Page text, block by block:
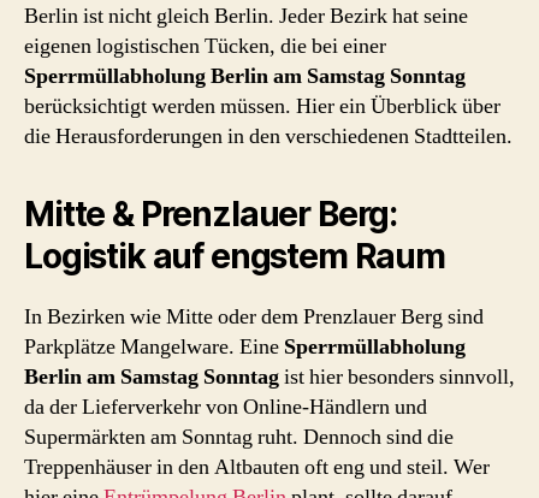
Berlin ist nicht gleich Berlin. Jeder Bezirk hat seine
eigenen logistischen Tücken, die bei einer
Sperrmüllabholung Berlin am Samstag Sonntag
berücksichtigt werden müssen. Hier ein Überblick über
die Herausforderungen in den verschiedenen Stadtteilen.
Mitte & Prenzlauer Berg:
Logistik auf engstem Raum
In Bezirken wie Mitte oder dem Prenzlauer Berg sind
Parkplätze Mangelware. Eine Sperrmüllabholung
Berlin am Samstag Sonntagist hier besonders sinnvoll,
da der Lieferverkehr von Online-Händlern und
Supermärkten am Sonntag ruht. Dennoch sind die
Treppenhäuser in den Altbauten oft eng und steil. Wer